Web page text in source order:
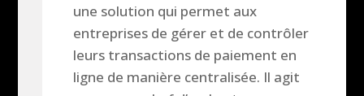
une solution qui permet aux
entreprises de gérer et de contrôler
leurs transactions de paiement en
ligne de manière centralisée. Il agit